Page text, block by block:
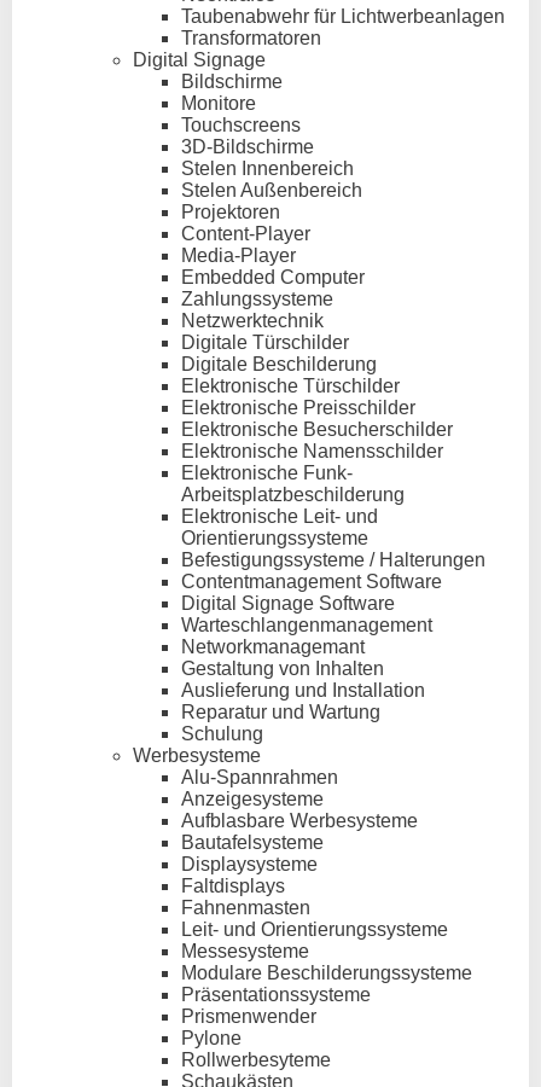
Taubenabwehr für Lichtwerbeanlagen
Transformatoren
Digital Signage
Bildschirme
Monitore
Touchscreens
3D-Bildschirme
Stelen Innenbereich
Stelen Außenbereich
Projektoren
Content-Player
Media-Player
Embedded Computer
Zahlungssysteme
Netzwerktechnik
Digitale Türschilder
Digitale Beschilderung
Elektronische Türschilder
Elektronische Preisschilder
Elektronische Besucherschilder
Elektronische Namensschilder
Elektronische Funk-
Arbeitsplatzbeschilderung
Elektronische Leit- und
Orientierungssysteme
Befestigungssysteme / Halterungen
Contentmanagement Software
Digital Signage Software
Warteschlangenmanagement
Networkmanagemant
Gestaltung von Inhalten
Auslieferung und Installation
Reparatur und Wartung
Schulung
Werbesysteme
Alu-Spannrahmen
Anzeigesysteme
Aufblasbare Werbesysteme
Bautafelsysteme
Displaysysteme
Faltdisplays
Fahnenmasten
Leit- und Orientierungssysteme
Messesysteme
Modulare Beschilderungssysteme
Präsentationssysteme
Prismenwender
Pylone
Rollwerbesyteme
Schaukästen